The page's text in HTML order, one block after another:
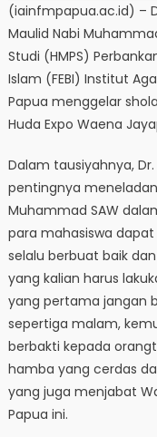
(iainfmpapua.ac.id) –
Maulid Nabi
Studi (HMPS)
Islam (FEBI) Institut
Papua menggelar
Huda Expo Waena
Dalam tausiyahnya,
pentingnya
Muhammad SAW
para mahasiswa
selalu berbuat baik
yang kalian harus
yang pertama jangan
sepertiga malam,
berbakti kepada
hamba yang cerdas
yang juga menjabat
Papua ini.